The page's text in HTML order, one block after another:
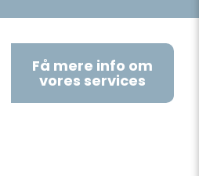
Få mere info om
vores services